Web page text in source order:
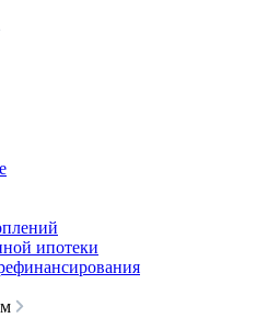
ипотеки